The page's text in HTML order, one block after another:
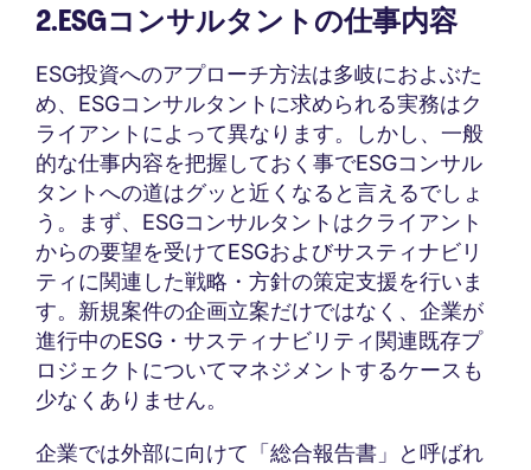
2.ESGコンサルタントの仕事内容
ESG投資へのアプローチ方法は多岐におよぶた
め、ESGコンサルタントに求められる実務はク
ライアントによって異なります。しかし、一般
的な仕事内容を把握しておく事でESGコンサル
タントへの道はグッと近くなると言えるでしょ
う。まず、ESGコンサルタントはクライアント
からの要望を受けてESGおよびサスティナビリ
ティに関連した戦略・方針の策定支援を行いま
す。新規案件の企画立案だけではなく、企業が
進行中のESG・サスティナビリティ関連既存プ
ロジェクトについてマネジメントするケースも
少なくありません。
企業では外部に向けて「総合報告書」と呼ばれ